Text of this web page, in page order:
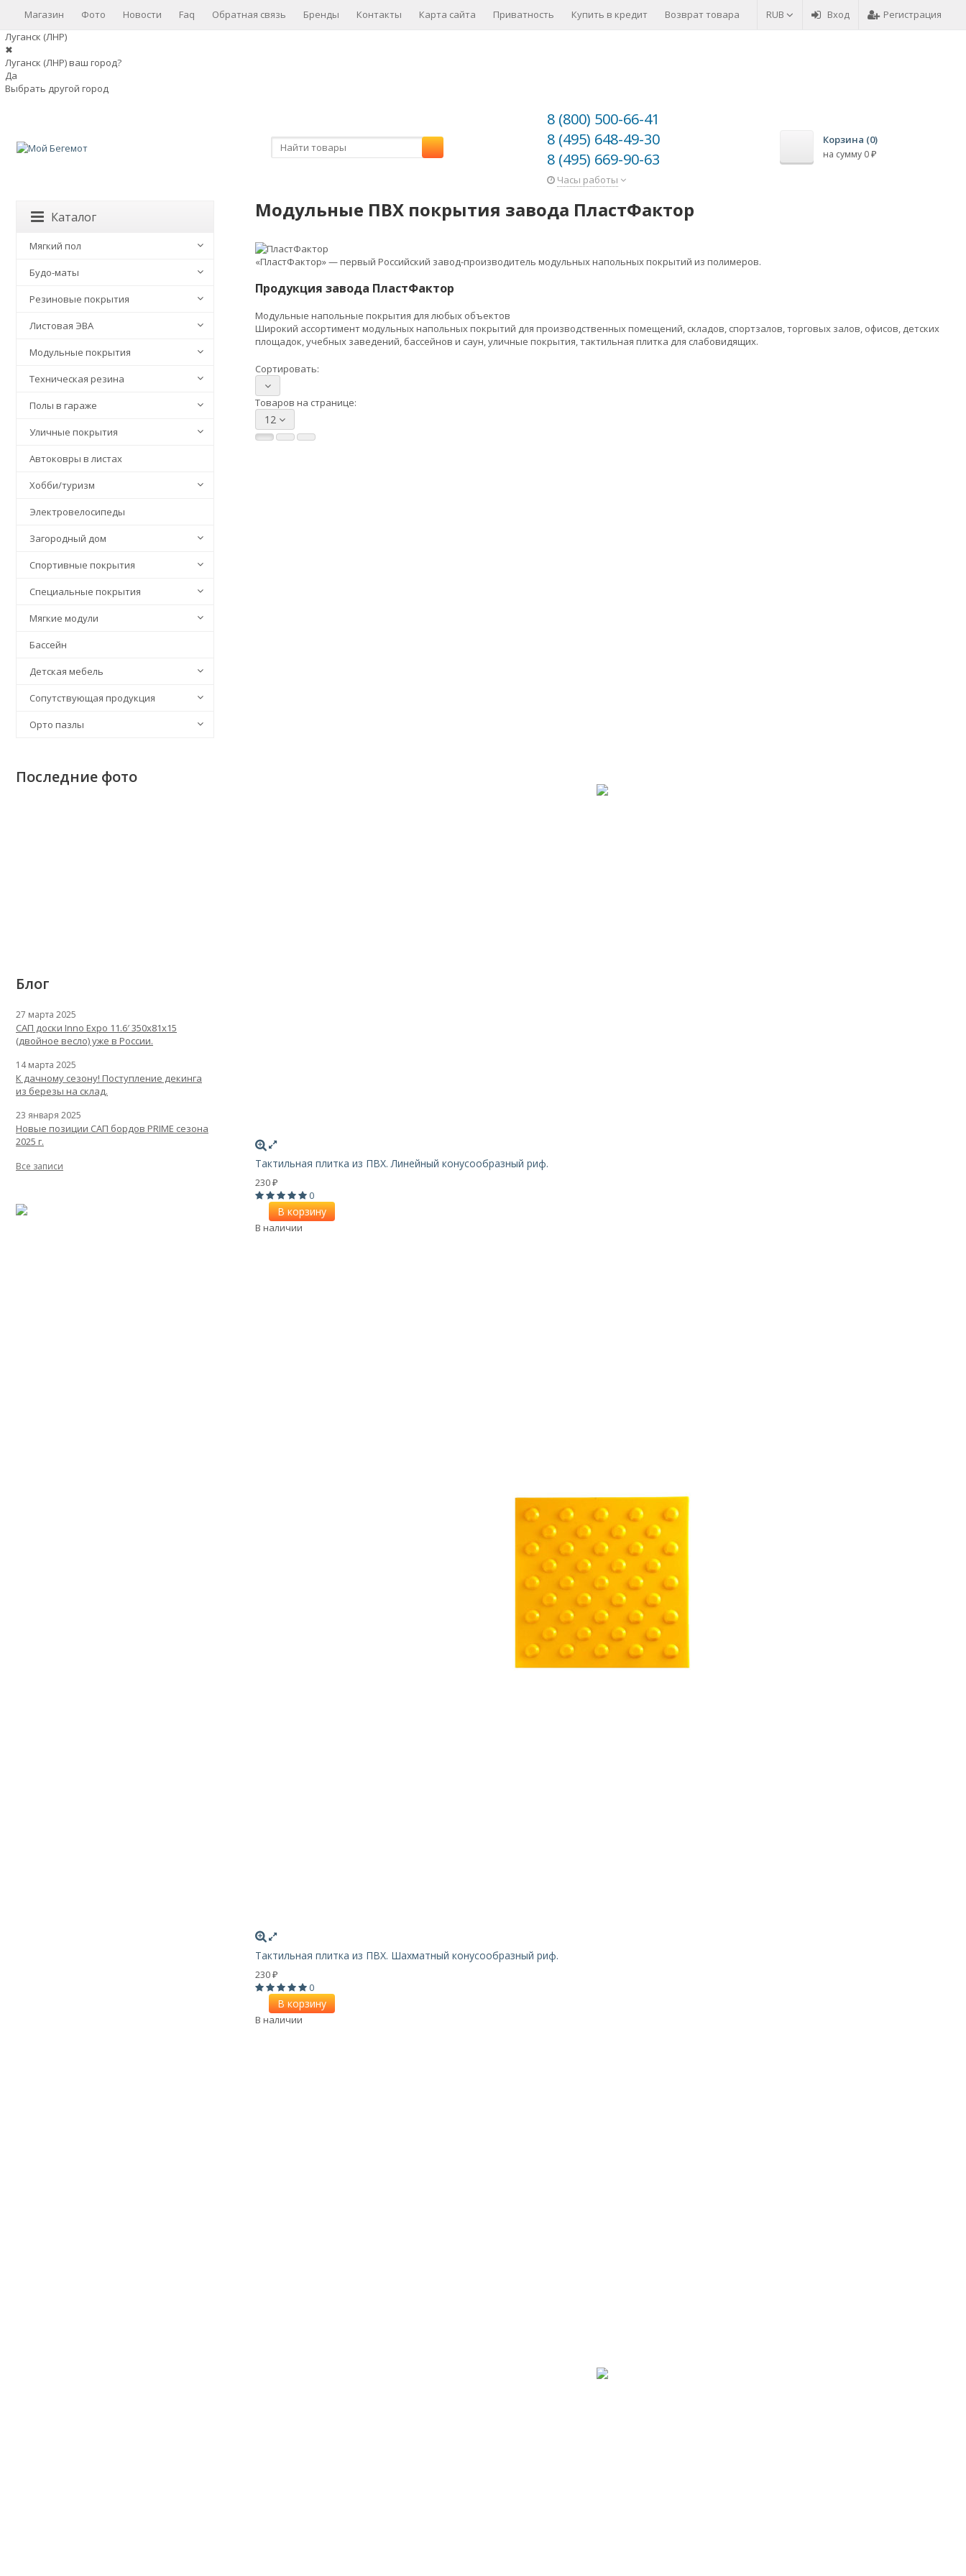
RUB Вход Регистрация
Магазин Фото Новости Faq Обратная связь Бренды Контакты Карта сайта Приватность Купить в кредит Возврат товара
Оплата товара
Луганск (ЛНР)
✖
Луганск (ЛНР) ваш город?
Да
Выбрать другой город
8 (800) 500-66-41
8 (495) 648-49-30
8 (495) 669-90-63
Часы работы
Корзина (0)
на сумму 0 ₽
Модульные ПВХ покрытия завода ПластФактор
«ПластФактор» — первый Российский завод-производитель модульных напольных покрытий из полимеров.
Продукция завода ПластФактор
Модульные напольные покрытия для любых объектов
Широкий ассортимент модульных напольных покрытий для производственных помещений, складов, спортзалов, торговых залов, офисов, детских
площадок, учебных заведений, бассейнов и саун, уличные покрытия, тактильная плитка для слабовидящих.
Сортировать:
Товаров на странице:
12
Тактильная плитка из ПВХ. Линейный конусообразный риф.
230 ₽
0
В корзину
В наличии
Тактильная плитка из ПВХ. Шахматный конусообразный риф.
230 ₽
0
В корзину
В наличии
Каталог
Мягкий пол
Будо-маты
Резиновые покрытия
Листовая ЭВА
Модульные покрытия
Техническая резина
Полы в гараже
Уличные покрытия
Автоковры в листах
Хобби/туризм
Электровелосипеды
Загородный дом
Спортивные покрытия
Специальные покрытия
Мягкие модули
Бассейн
Детская мебель
Сопутствующая продукция
Орто пазлы
Последние фото
Блог
27 марта 2025
САП доски Inno Expo 11.6′ 350x81x15
(двойное весло) уже в России.
14 марта 2025
К дачному сезону! Поступление декинга
из березы на склад.
23 января 2025
Новые позиции САП бордов PRIME сезона
2025 г.
Все записи